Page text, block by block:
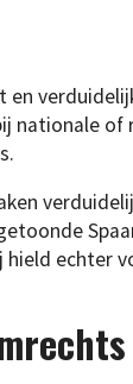
en
nationale of
echter